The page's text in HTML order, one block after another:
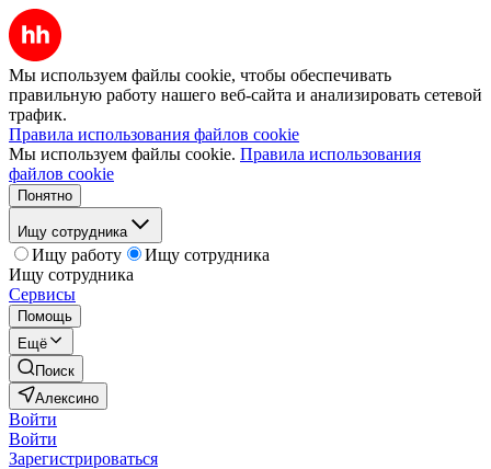
Мы используем файлы cookie, чтобы обеспечивать
правильную работу нашего веб-сайта и анализировать сетевой
трафик.
Правила использования файлов cookie
Мы используем файлы cookie. Правила использования
файлов cookie
Понятно
Ищу сотрудника
Ищу работу
Ищу сотрудника
Ищу сотрудника
Сервисы
Помощь
Ещё
Поиск
Алексино
Войти
Войти
Зарегистрироваться